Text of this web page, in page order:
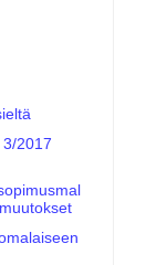
2017